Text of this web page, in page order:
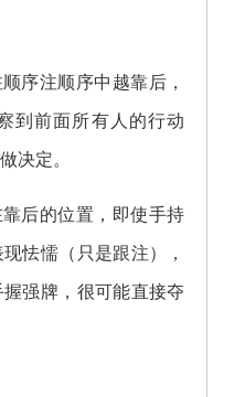
序注顺序中越靠后，
到前面所有人的行动
决定。
靠后的位置，即使手持
怯懦（只是跟注），
强牌，很可能直接夺